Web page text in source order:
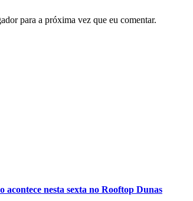
para a próxima vez que eu comentar.
nesta sexta no Rooftop Dunas